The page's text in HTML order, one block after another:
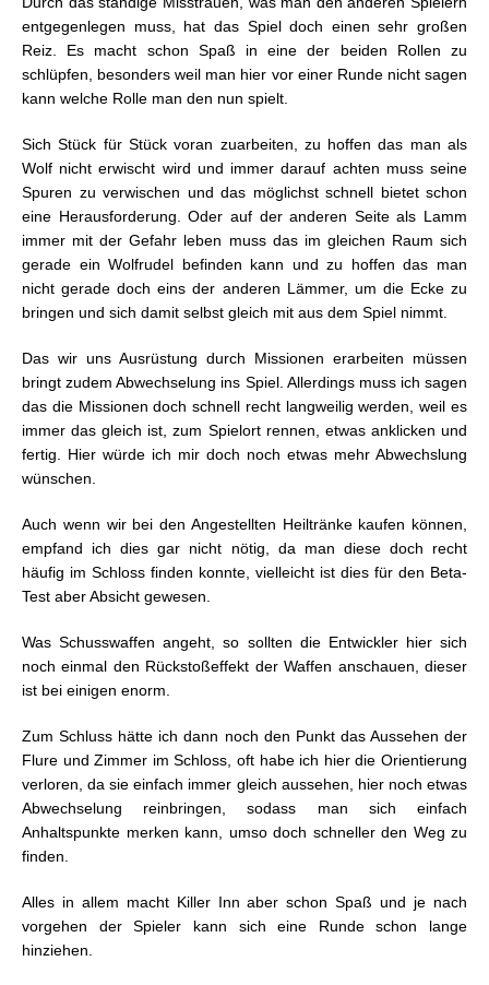
entgegenlegen muss, hat das Spiel doch einen sehr großen
Reiz. Es macht schon Spaß in eine der beiden Rollen zu
schlüpfen, besonders weil man hier vor einer Runde nicht sagen
kann welche Rolle man den nun spielt.
Sich Stück für Stück voran zuarbeiten, zu hoffen das man als
Wolf nicht erwischt wird und immer darauf achten muss seine
Spuren zu verwischen und das möglichst schnell bietet schon
eine Herausforderung. Oder auf der anderen Seite als Lamm
immer mit der Gefahr leben muss das im gleichen Raum sich
gerade ein Wolfrudel befinden kann und zu hoffen das man
nicht gerade doch eins der anderen Lämmer, um die Ecke zu
bringen und sich damit selbst gleich mit aus dem Spiel nimmt.
Das wir uns Ausrüstung durch Missionen erarbeiten müssen
bringt zudem Abwechselung ins Spiel. Allerdings muss ich sagen
das die Missionen doch schnell recht langweilig werden, weil es
immer das gleich ist, zum Spielort rennen, etwas anklicken und
fertig. Hier würde ich mir doch noch etwas mehr Abwechslung
wünschen.
Auch wenn wir bei den Angestellten Heiltränke kaufen können,
empfand ich dies gar nicht nötig, da man diese doch recht
häufig im Schloss finden konnte, vielleicht ist dies für den Beta-
Test aber Absicht gewesen.
Was Schusswaffen angeht, so sollten die Entwickler hier sich
noch einmal den Rückstoßeffekt der Waffen anschauen, dieser
ist bei einigen enorm.
Zum Schluss hätte ich dann noch den Punkt das Aussehen der
Flure und Zimmer im Schloss, oft habe ich hier die Orientierung
verloren, da sie einfach immer gleich aussehen, hier noch etwas
Abwechselung reinbringen, sodass man sich einfach
Anhaltspunkte merken kann, umso doch schneller den Weg zu
finden.
Alles in allem macht Killer Inn aber schon Spaß und je nach
vorgehen der Spieler kann sich eine Runde schon lange
hinziehen.